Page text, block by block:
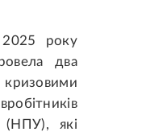
року
два
(НПУ), які